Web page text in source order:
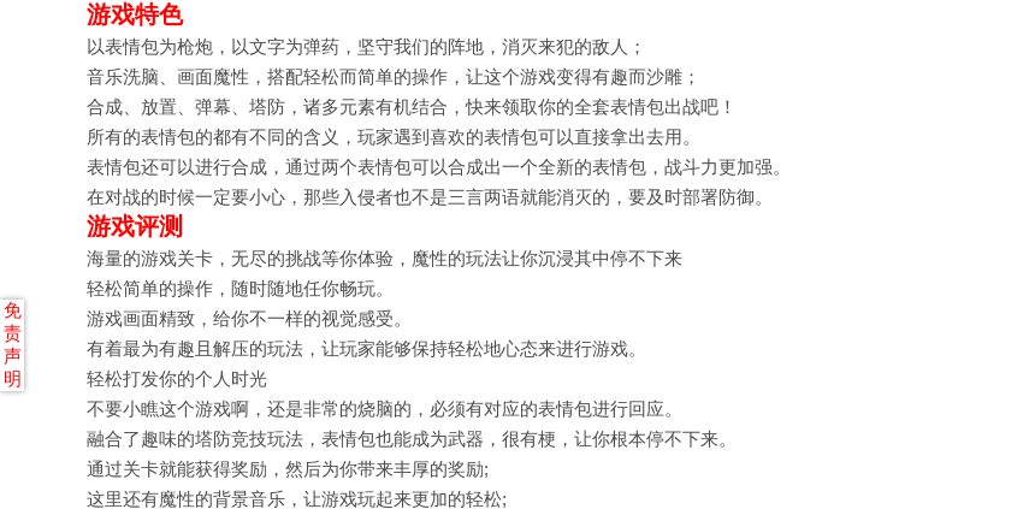
游戏特色
以表情包为枪炮，以文字为弹药，坚守我们的阵地，消灭来犯的敌人；
音乐洗脑、画面魔性，搭配轻松而简单的操作，让这个游戏变得有趣而沙雕；
合成、放置、弹幕、塔防，诸多元素有机结合，快来领取你的全套表情包出战吧！
所有的表情包的都有不同的含义，玩家遇到喜欢的表情包可以直接拿出去用。
表情包还可以进行合成，通过两个表情包可以合成出一个全新的表情包，战斗力更加强。
在对战的时候一定要小心，那些入侵者也不是三言两语就能消灭的，要及时部署防御。
游戏评测
海量的游戏关卡，无尽的挑战等你体验，魔性的玩法让你沉浸其中停不下来
轻松简单的操作，随时随地任你畅玩。
游戏画面精致，给你不一样的视觉感受。
有着最为有趣且解压的玩法，让玩家能够保持轻松地心态来进行游戏。
轻松打发你的个人时光
不要小瞧这个游戏啊，还是非常的烧脑的，必须有对应的表情包进行回应。
融合了趣味的塔防竞技玩法，表情包也能成为武器，很有梗，让你根本停不下来。
通过关卡就能获得奖励，然后为你带来丰厚的奖励;
这里还有魔性的背景音乐，让游戏玩起来更加的轻松;
免
责
声
明